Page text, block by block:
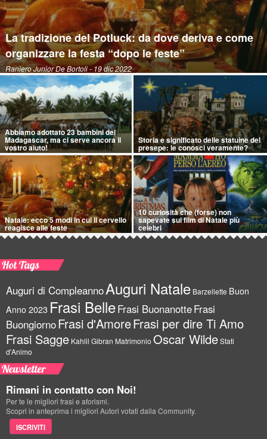
La tradizione del Potluck: da dove deriva e come
organizzare la festa “dopo le feste”
Raniero Junior De Bortoli- 19 dic 2022
Abbiamo adottato 23 bambini del
Madagascar, ma ci serve ancora il
vostro aiuto!
Storia e significato delle statuine del
presepe: le conosci veramente?
Natale: ecco 5 modi in cui il cervello
reagisce alle feste
10 curiosità che (forse) non
sapevate sui film di Natale più
celebri
Hot Tags
Auguri di CompleannoAuguri Natale Barzellette Buon
Anno 2023 Frasi BelleFrasi BuonanotteFrasi
BuongiornoFrasi d'AmoreFrasi per dire Ti Amo
Frasi Sagge Kahlil Gibran Matrimonio Oscar WildeStati
d'Animo
Newsletter
Rimani in contatto con Noi!
Per te le migliori frasi e aforismi.
Scopri in anteprima i migliori Autori votati dalla Community.
ISCRIVITI